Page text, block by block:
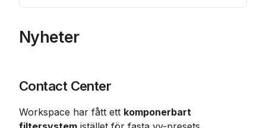
Nyheter
Contact Center
Workspace har fått ett komponerbart